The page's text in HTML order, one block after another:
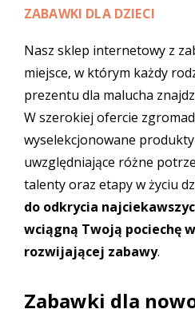
ZABAWKI DLA DZIECI
Nasz sklep internetowy z
miejsce, w którym każdy
prezentu dla malucha
W szerokiej ofercie
wyselekcjonowane produkty
uwzględniające różne
talenty oraz etapy w życiu
do odkrycia
wciągną Twoją pociechę
rozwijającej zabawy.
Zabawki dla